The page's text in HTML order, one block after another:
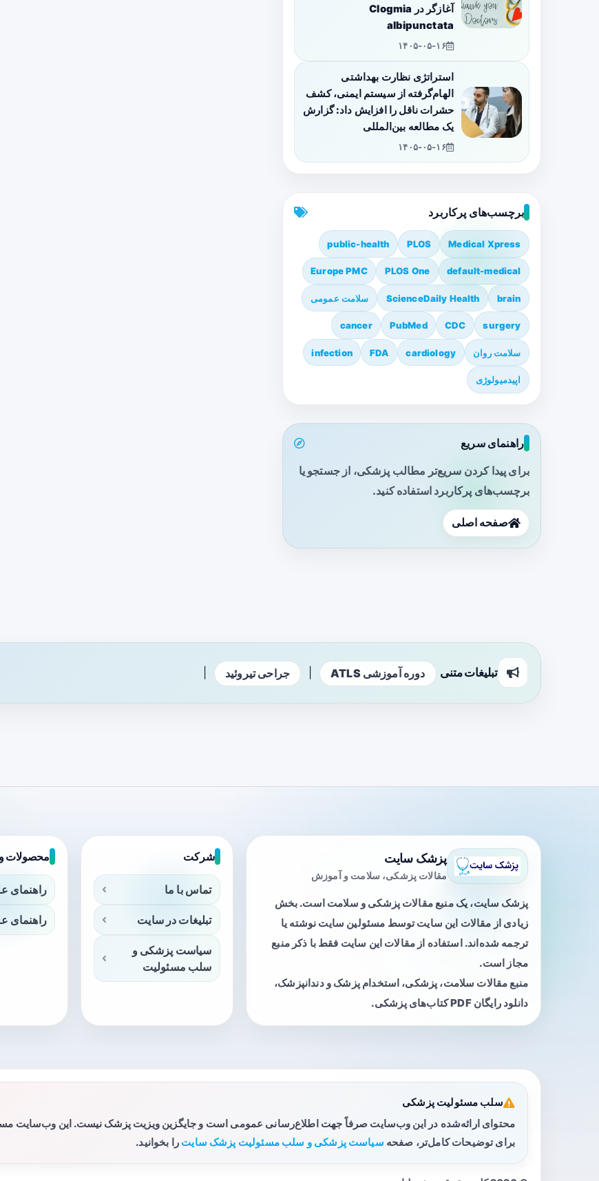
آغازگر در Clogmia
albipunctata
۱۴۰۵-۰۵-۱۶
استراتژی نظارت بهداشتی
الهام‌گرفته از سیستم ایمنی، کشف
حشرات ناقل را افزایش داد: گزارش
یک مطالعه بین‌المللی
۱۴۰۵-۰۵-۱۶
برچسب‌های پرکاربرد
Medical Xpress
PLOS
public-health
default-medical
PLOS One
Europe PMC
brain
ScienceDaily Health سلامت عمومی
surgery
CDC
PubMed
cancer
سلامت روان cardiology
FDA
infection
اپیدمیولوژی
راهنمای سریع
برای پیدا کردن سریع‌تر مطالب پزشکی، از جستجو یا
برچسب‌های پرکاربرد استفاده کنید.
صفحه اصلی
تبلیغات متنی دوره آموزشی ATLS جراحی تیروئید
پزشک سایت
مقالات پزشکی، سلامت و آموزش
پزشک سایت، یک منبع مقالات پزشکی و سلامت است. بخش
زیادی از مقالات این سایت توسط مسئولین سایت نوشته یا
ترجمه شده‌اند. استفاده از مقالات این سایت فقط با ذکر منبع
مجاز است.
منبع مقالات سلامت، پزشکی، استخدام پزشک و دندانپزشک،
دانلود رایگان PDF کتاب‌های پزشکی.
شرکت
تماس با ما
تبلیغات در سایت
سیاست پزشکی و
سلب مسئولیت
محصولات
راهنمای
راهنمای
سلب مسئولیت پزشکی
محتوای ارائه‌شده در این وب‌سایت صرفاً جهت اطلاع‌رسانی عمومی است و جایگزین ویزیت پزشک نیست. این وب‌سایت
برای توضیحات کامل‌تر، صفحه سیاست پزشکی و سلب مسئولیت پزشک سایت را بخوانید.